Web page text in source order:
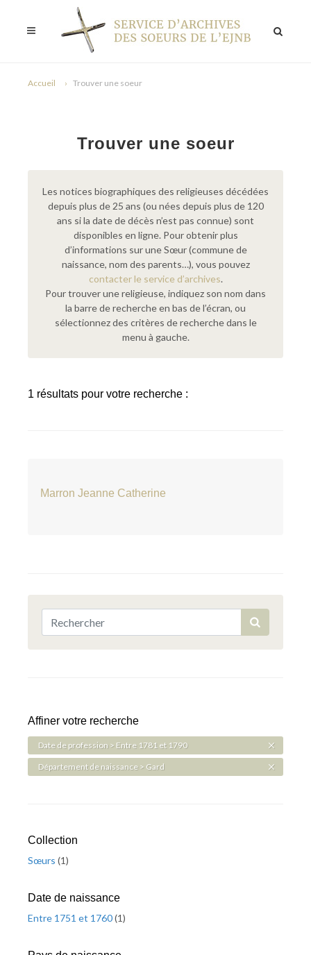
Accueil Trouver une soeur
Trouver une soeur
Les notices biographiques des religieuses décédées
depuis plus de 25 ans (ou nées depuis plus de 120
ans si la date de décès n’est pas connue) sont
disponibles en ligne. Pour obtenir plus
d’informations sur une Sœur (commune de
naissance, nom des parents…), vous pouvez
contacter le service d’archives.
Pour trouver une religieuse, indiquez son nom dans
la barre de recherche en bas de l’écran, ou
sélectionnez des critères de recherche dans le
menu à gauche.
1 résultats pour votre recherche :
Marron Jeanne Catherine
Affiner votre recherche
Date de profession > Entre 1781 et 1790
Département de naissance > Gard
Collection
Sœurs (1)
Date de naissance
Entre 1751 et 1760(1)